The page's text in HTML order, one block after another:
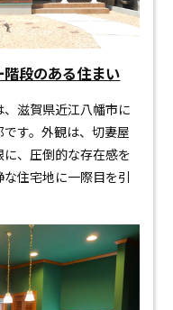
段のある住まい
滋賀県近江八幡市に
す。外観は、切妻屋
、圧倒的な存在感を
住宅地に一際目を引